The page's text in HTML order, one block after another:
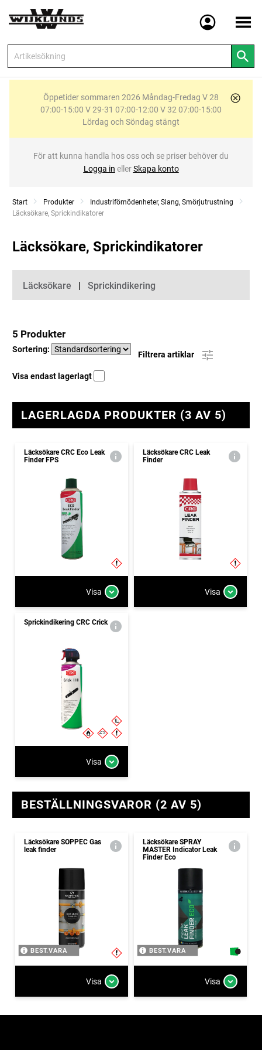
Meny
Öppetider sommaren 2026 Måndag-Fredag V 28
07:00-15:00 V 29-31 07:00-12:00 V 32 07:00-15:00
Lördag och Söndag stängt
För att kunna handla hos oss och se priser behöver du
Logga in ellerSkapa konto
Start Produkter
Industriförnödenheter, Slang, Smörjutrustning
Current:
Läcksökare, Sprickindikatorer
Läcksökare, Sprickindikatorer
Kategorier
Läcksökare Sprickindikering
5 Produkter
Sortering:
Filtrera artiklar
Visa endast lagerlagt
LAGERLAGDA PRODUKTER (3 AV 5)
Läcksökare CRC Eco Leak
Finder FPS
Visa
Läcksökare CRC Leak
Finder
Visa
Sprickindikering CRC Crick
Visa
BESTÄLLNINGSVAROR (2 AV 5)
Läcksökare SOPPEC Gas
leak finder
BEST.VARA
Visa
Läcksökare SPRAY
MASTER Indicator Leak
Finder Eco
BEST.VARA
Visa